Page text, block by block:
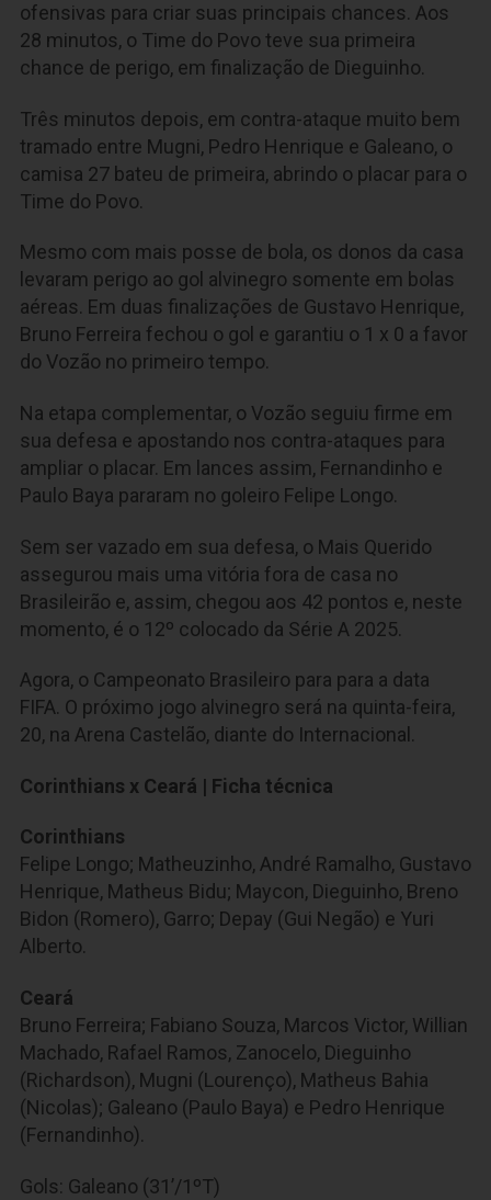
ofensivas para criar suas principais chances. Aos
28 minutos, o Time do Povo teve sua primeira
chance de perigo, em finalização de Dieguinho.
Três minutos depois, em contra-ataque muito bem
tramado entre Mugni, Pedro Henrique e Galeano, o
camisa 27 bateu de primeira, abrindo o placar para o
Time do Povo.
Mesmo com mais posse de bola, os donos da casa
levaram perigo ao gol alvinegro somente em bolas
aéreas. Em duas finalizações de Gustavo Henrique,
Bruno Ferreira fechou o gol e garantiu o 1 x 0 a favor
do Vozão no primeiro tempo.
Na etapa complementar, o Vozão seguiu firme em
sua defesa e apostando nos contra-ataques para
ampliar o placar. Em lances assim, Fernandinho e
Paulo Baya pararam no goleiro Felipe Longo.
Sem ser vazado em sua defesa, o Mais Querido
assegurou mais uma vitória fora de casa no
Brasileirão e, assim, chegou aos 42 pontos e, neste
momento, é o 12º colocado da Série A 2025.
Agora, o Campeonato Brasileiro para para a data
FIFA. O próximo jogo alvinegro será na quinta-feira,
20, na Arena Castelão, diante do Internacional.
Corinthians x Ceará | Ficha técnica
Corinthians
Felipe Longo; Matheuzinho, André Ramalho, Gustavo
Henrique, Matheus Bidu; Maycon, Dieguinho, Breno
Bidon (Romero), Garro; Depay (Gui Negão) e Yuri
Alberto.
Ceará
Bruno Ferreira; Fabiano Souza, Marcos Victor, Willian
Machado, Rafael Ramos, Zanocelo, Dieguinho
(Richardson), Mugni (Lourenço), Matheus Bahia
(Nicolas); Galeano (Paulo Baya) e Pedro Henrique
(Fernandinho).
Gols: Galeano (31’/1ºT)